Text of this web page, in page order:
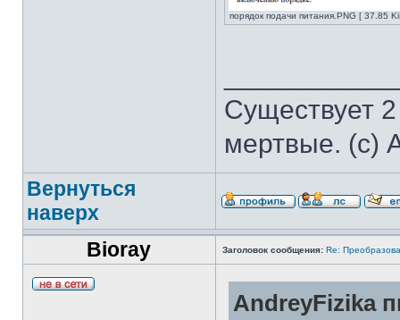
порядок подачи питания.PNG [ 37.85
Существует
мертвые. (с)
Вернуться
наверх
Bioray
Заголовок сообщения: Re:
AndreyFizika